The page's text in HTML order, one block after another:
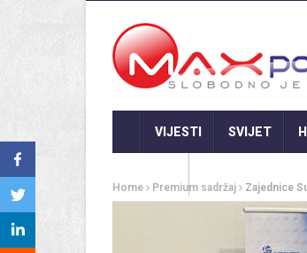
VIJESTI SVIJET
Home Premium sadržaj Zajednice